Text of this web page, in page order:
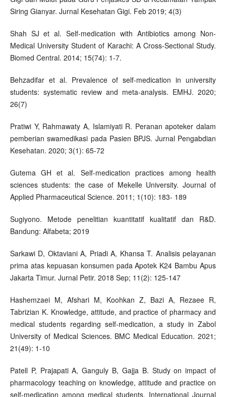
Siring Gianyar. Jurnal Kesehatan Gigi. Feb 2019; 4(3)
Shah SJ et al. Self-medication with Antibiotics among Non-
Medical University Student of Karachi: A Cross-Sectional Study.
Biomed Central. 2014; 15(74): 1-7.
Behzadifar et al. Prevalence of self-medication in university
students: systematic review and meta-analysis. EMHJ. 2020;
26(7)
Pratiwi Y, Rahmawaty A, Islamiyati R. Peranan apoteker dalam
pemberian swamedikasi pada Pasien BPJS. Jurnal Pengabdian
Kesehatan. 2020; 3(1): 65-72
Gutema GH et al. Self-medication practices among health
sciences students: the case of Mekelle University. Journal of
Applied Pharmaceutical Science. 2011; 1(10): 183- 189
Sugiyono. Metode penelitian kuantitatif kualitatif dan R&D.
Bandung: Alfabeta; 2019
Sarkawi D, Oktaviani A, Priadi A, Khansa T. Analisis pelayanan
prima atas kepuasan konsumen pada Apotek K24 Bambu Apus
Jakarta Timur. Jurnal Petir. 2018 Sep; 11(2): 125-147
Hashemzaei M, Afshari M, Koohkan Z, Bazi A, Rezaee R,
Tabrizian K. Knowledge, attitude, and practice of pharmacy and
medical students regarding self-medication, a study in Zabol
University of Medical Sciences. BMC Medical Education. 2021;
21(49): 1-10
Patell P, Prajapati A, Ganguly B, Gajja B. Study on impact of
pharmacology teaching on knowledge, attitude and practice on
self-medication among medical students. International Journal